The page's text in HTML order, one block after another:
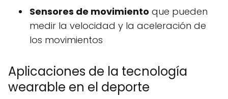
Sensores de movimiento que pueden
medir la velocidad y la aceleración de
los movimientos
Aplicaciones de la tecnología
wearable en el deporte